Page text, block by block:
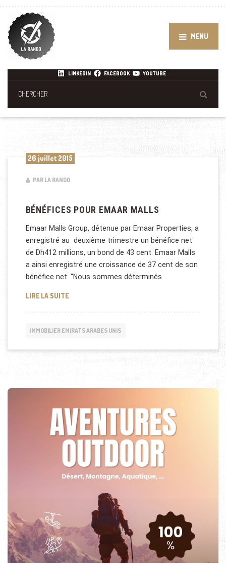
MENU
LINKEDIN FACEBOOK YOUTUBE
26 juillet 2015
PAR LA RANDO
BÉNÉFICES POUR EMAAR MALLS
Emaar Malls Group, détenue par Emaar Properties, a
enregistré au deuxième trimestre un bénéfice net
de Dh412 millions, un bond de 43 cent. Emaar Malls
a ainsi enregistré une croissance de 37 cent de son
bénéfice net. “Nous sommes déterminés
LIRE LA SUITEBÉNÉFICES POUR EMAAR MALLS
IMMOBILIER EMIRATS ARABES UNIS